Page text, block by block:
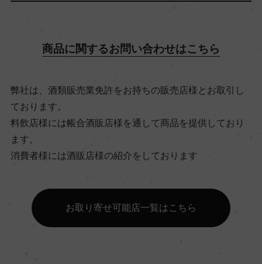
リュット・レゾネ
有機JAS認証
ー
コンクール入賞歴
商品に関するお問い合わせはこちら
弊社は、酒類販売業免許をお持ちの販売店様とお取引し
ております。
料飲店様には帳合酒販店様を通して商品を提供しており
ます。
消費者様には酒販店様の紹介をしております
お取り寄せ可能店一覧はこちら